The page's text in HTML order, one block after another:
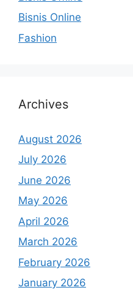
Bisnis Online
Fashion
Archives
August 2026
July 2026
June 2026
May 2026
April 2026
March 2026
February 2026
January 2026